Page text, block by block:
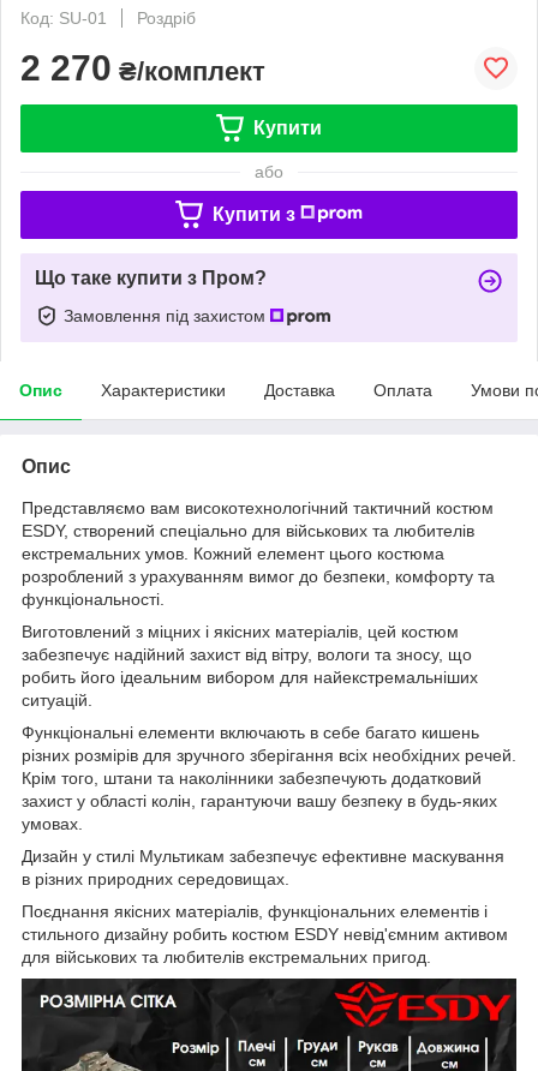
Код: SU-01
Роздріб
2 270 ₴/комплект
Купити
або
Купити з
Що таке купити з Пром?
Замовлення під захистом
Опис Характеристики Доставка Оплата Умови
Опис
Представляємо вам високотехнологічний тактичний костюм
ESDY, створений спеціально для військових та любителів
екстремальних умов. Кожний елемент цього костюма
розроблений з урахуванням вимог до безпеки, комфорту та
функціональності.
Виготовлений з міцних і якісних матеріалів, цей костюм
забезпечує надійний захист від вітру, вологи та зносу, що
робить його ідеальним вибором для найекстремальніших
ситуацій.
Функціональні елементи включають в себе багато кишень
різних розмірів для зручного зберігання всіх необхідних речей.
Крім того, штани та наколінники забезпечують додатковий
захист у області колін, гарантуючи вашу безпеку в будь-яких
умовах.
Дизайн у стилі Мультикам забезпечує ефективне маскування
в різних природних середовищах.
Поєднання якісних матеріалів, функціональних елементів і
стильного дизайну робить костюм ESDY невід'ємним активом
для військових та любителів екстремальних пригод.